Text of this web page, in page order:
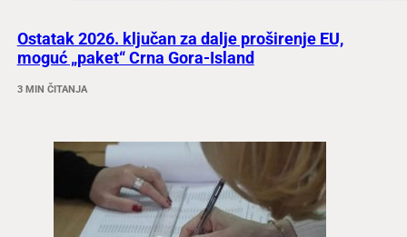
Ostatak 2026. ključan za dalje proširenje EU,
moguć „paket“ Crna Gora-Island
3 MIN ČITANJA